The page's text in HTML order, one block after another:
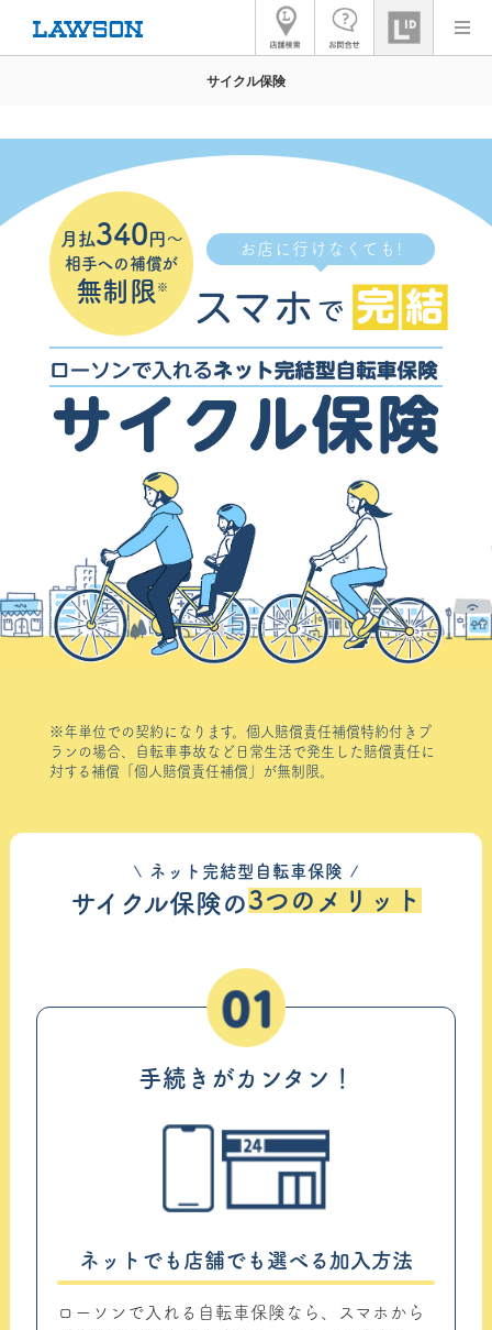
サイクル保険
月払340円～
相手への補償が
無制限 ※
お店に行けなくても!
※年単位での契約になります。個人賠償責任補償特約付きプ
ランの場合、自転車事故など日常生活で発生した賠償責任に
対する補償「個人賠償責任補償」が無制限。
ネット完結型自転車保険
サイクル保険の3つのメリット
01
手続きがカンタン！
ネットでも店舗でも選べる加入方法
ローソンで入れる自転車保険なら、スマホから